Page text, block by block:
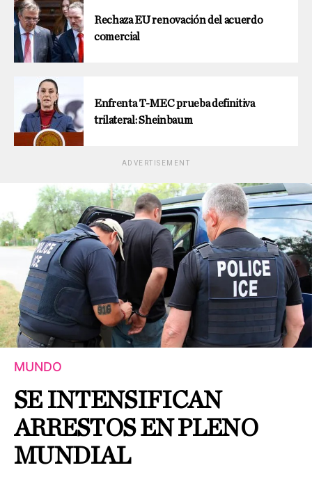
Rechaza EU renovación del acuerdo
comercial
Enfrenta T-MEC prueba definitiva
trilateral: Sheinbaum
ADVERTISEMENT
MUNDO
SE INTENSIFICAN
ARRESTOS EN PLENO
MUNDIAL